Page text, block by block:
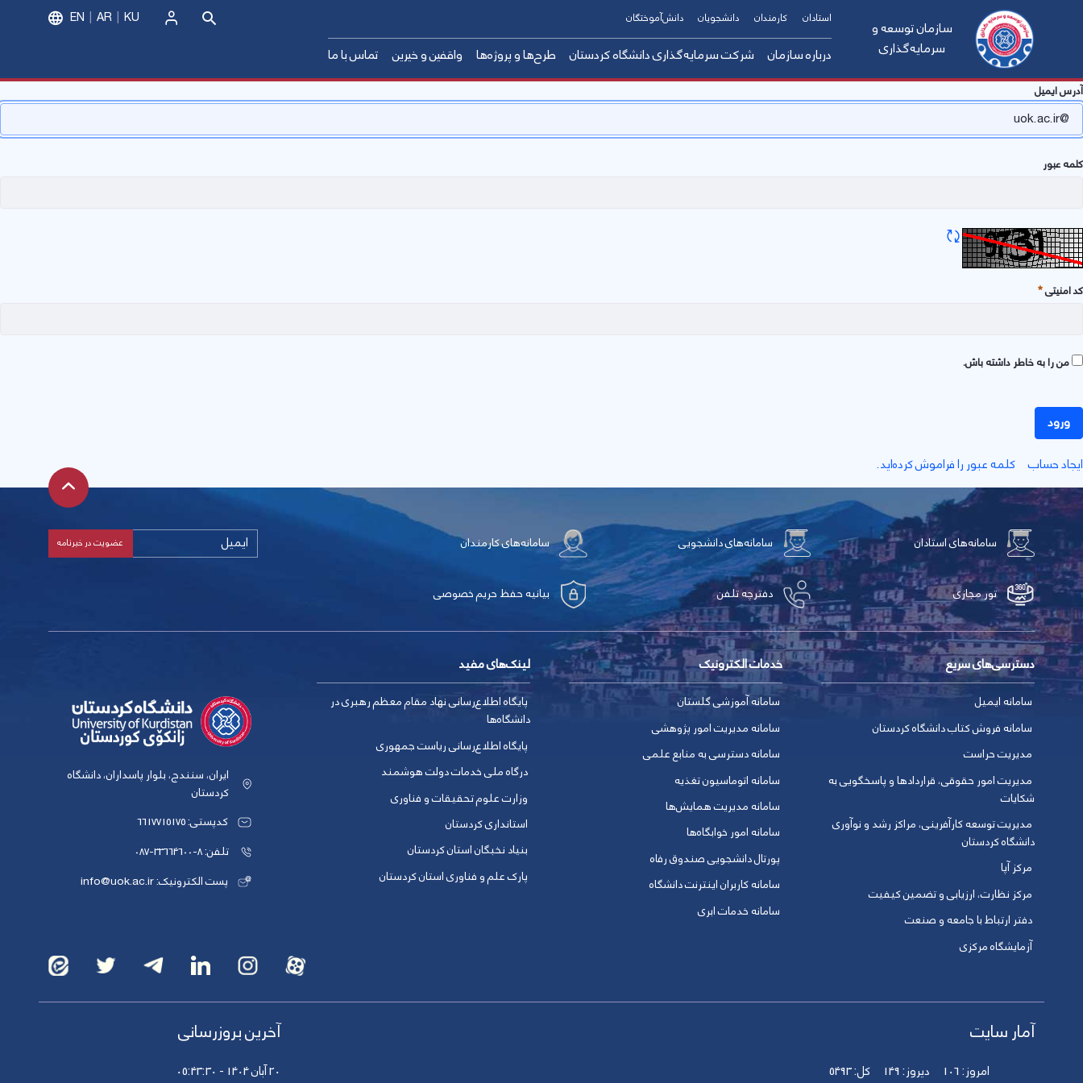
سازمان توسعه و
سرمایه‌گذاری
درباره سازمان
معرفی رئیس سازمان
شرکت سرمایه‌گذاری دانشگاه کردستان طرح‌ها و پروژه‌ها واقفین و خیرین تماس با ما
استادان کارمندان دانشجویان دانش‌آموختگان EN AR KU
آدرس ایمیل
کلمه عبور
کد امنیتی
ورود
ايجاد حساب
کلمه عبور را فراموش کرده‌اید.
سامانه‌های استادان سامانه‌های دانشجویی سامانه‌های کارمندان
تور مجازی دفترچه تلفن بیانیه حفظ حریم خصوصی
دسترسی‌های سریع
سامانه ایمیل
سامانه فروش کتاب دانشگاه کردستان
مدیریت حراست
مدیریت امور حقوقی، قراردادها و پاسخگویی به
شکایات
مدیریت توسعه کارآفرینی، مراکز رشد و نوآوری
دانشگاه کردستان
مرکز آپا
مرکز نظارت، ارزیابی و تضمین کیفیت
دفتر ارتباط با جامعه و صنعت
آزمایشگاه مرکزی
خدمات الکترونیک
سامانه آموزشی گلستان
سامانه مدیریت امور پژوهشی
سامانه دسترسی به منابع علمی
سامانه اتوماسیون تغذیه
سامانه مدیریت همایش‌ها
سامانه امور خوابگاه‌ها
پورتال دانشجویی صندوق رفاه
سامانه کاربران اینترنت دانشگاه
سامانه خدمات ابری
لینک‌های مفید
پایگاه اطلاع‌رسانی نهاد مقام معظم رهبری در
دانشگاه‌ها
پایگاه اطلاع‌رسانی ریاست جمهوری
درگاه ملی خدمات دولت هوشمند
وزارت علوم تحقیقات و فناوری
استانداری کردستان
بنیاد نخبگان استان کردستان
پارک علم و فناوری استان کردستان
ایران، سنندج، بلوار پاسداران، دانشگاه
کردستان
کدپستی: 6617715175
تلفن: 8-33664600-087
پست الکترونیک: info@uok.ac.ir
آمار سایت
امروز:106 دیروز:149 کل:5493
آخرین بروزرسانی
20 آبان 1404 - 05:43:30